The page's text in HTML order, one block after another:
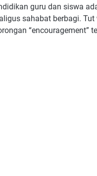
guru dan siswa
sahabat berbagi.
“encouragement”